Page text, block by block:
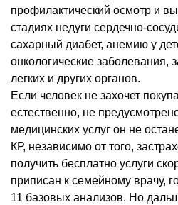
профилактический осмотр и
стадиях недуги сердечно-
сахарный диабет, анемию у
онкологические заболевания,
легких и других органов.
Если человек не захочет
естественно, не
медицинских услуг он не
КР, независимо от того,
получить бесплатно услуги
приписан к семейному врачу,
11 базовых анализов. Но